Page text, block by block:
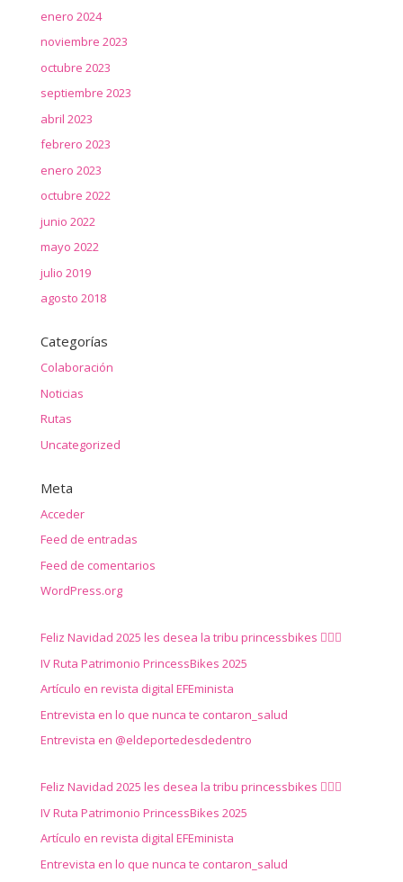
enero 2024
noviembre 2023
octubre 2023
septiembre 2023
abril 2023
febrero 2023
enero 2023
octubre 2022
junio 2022
mayo 2022
julio 2019
agosto 2018
Categorías
Colaboración
Noticias
Rutas
Uncategorized
Meta
Acceder
Feed de entradas
Feed de comentarios
WordPress.org
Feliz Navidad 2025 les desea la tribu princessbikes 🚴‍♀️✨
IV Ruta Patrimonio PrincessBikes 2025
Artículo en revista digital EFEminista
Entrevista en lo que nunca te contaron_salud
Entrevista en @eldeportedesdedentro
Feliz Navidad 2025 les desea la tribu princessbikes 🚴‍♀️✨
IV Ruta Patrimonio PrincessBikes 2025
Artículo en revista digital EFEminista
Entrevista en lo que nunca te contaron_salud